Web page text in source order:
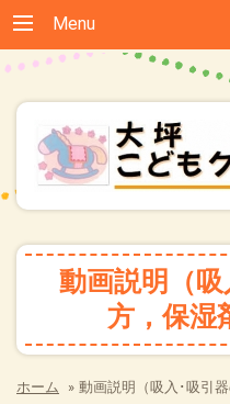
Menu
動画説明（
方，保湿
ホーム » 動画説明（吸入･吸引